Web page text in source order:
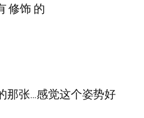
修饰 的
那张…感觉这个姿势好